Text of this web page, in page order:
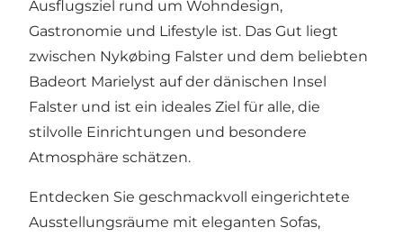
Ausflugsziel rund um Wohndesign,
Gastronomie und Lifestyle ist. Das Gut liegt
zwischen Nykøbing Falster und dem beliebten
Badeort Marielyst auf der dänischen Insel
Falster und ist ein ideales Ziel für alle, die
stilvolle Einrichtungen und besondere
Atmosphäre schätzen.
Entdecken Sie geschmackvoll eingerichtete
Ausstellungsräume mit eleganten Sofas,